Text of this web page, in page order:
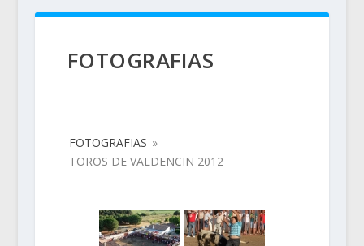
FOTOGRAFIAS
FOTOGRAFIAS »
TOROS DE VALDENCIN 2012